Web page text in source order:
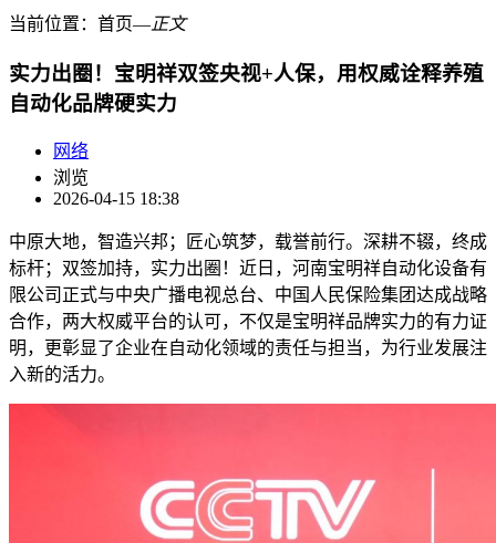
当前位置： 首页―正文
实力出圈！宝明祥双签央视+人保，用权威诠释养殖
自动化品牌硬实力
网络
浏览
2026-04-15 18:38
中原大地，智造兴邦；匠心筑梦，载誉前行。深耕不辍，终成
标杆；双签加持，实力出圈！近日，河南宝明祥自动化设备有
限公司正式与中央广播电视总台、中国人民保险集团达成战略
合作，两大权威平台的认可，不仅是宝明祥品牌实力的有力证
明，更彰显了企业在自动化领域的责任与担当，为行业发展注
入新的活力。